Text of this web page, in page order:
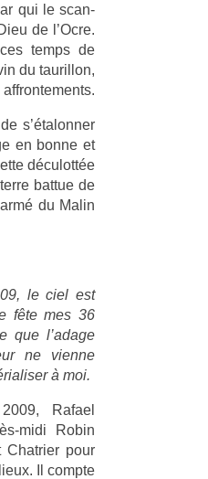
qui le scan­
de l’Ocre.
temps de
du tauril­lon,
s’étalonn­er
en bonne et
déculottée
bat­tue de
du Malin
le ciel est
fête mes 36
que l’adage
ne vien­ne
à moi.
Rafael
midi Robin
Chat­ri­er pour
Il com­pte